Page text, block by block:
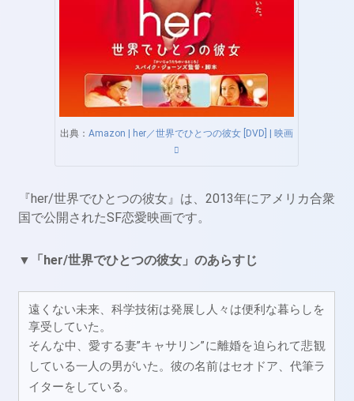
出典：Amazon | her／世界でひとつの彼女 [DVD] | 映画
『her/世界でひとつの彼女』は、2013年にアメリカ合衆
国で公開されたSF恋愛映画です。
▼「her/世界でひとつの彼女」のあらすじ
遠くない未来、科学技術は発展し人々は便利な暮らしを
享受していた。
そんな中、愛する妻”キャサリン”に離婚を迫られて悲観
している一人の男がいた。彼の名前はセオドア、代筆ラ
イターをしている。